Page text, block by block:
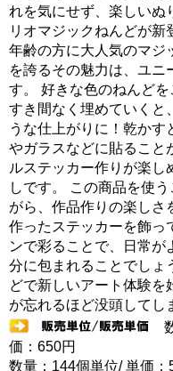
れを気にせず、楽しいぬ
リオマジックねんどが
年齢の方に大人気のマジ
を誇るその魅力は、ユニ
す。 好きな色のねんど
すき間なく埋めていくと
うな仕上がりに！乾か
やガラスなどに貼ること
ルステッカー作りが楽し
しです。 この商品を使
がら、作品作りの楽しさ
作ったステッカーを飾っ
ンで彩ることで、日常が
分に包まれることでしょ
どで新しいアート体験を
が忘れるほど没頭してし
価：650円
数量：144個単位/ 単価：